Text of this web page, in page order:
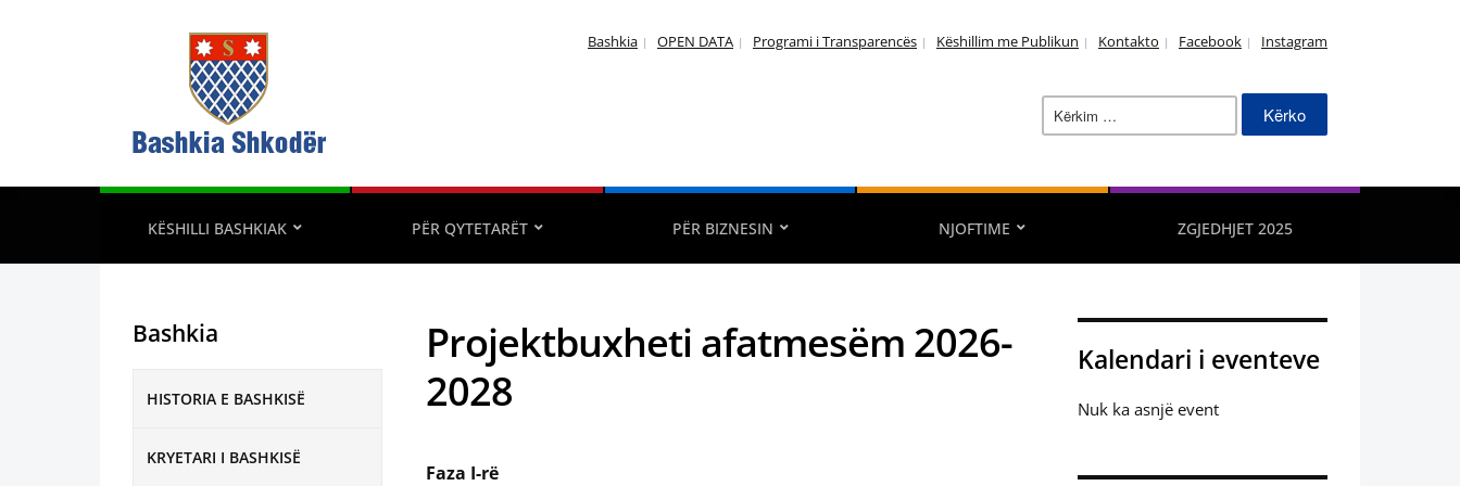
Bashkia OPEN DATA Programi i Transparencës Këshillim me Publikun Kontakto Facebook Instagram
Kërko
për:
KËSHILLI BASHKIAK PËR QYTETARËT PËR BIZNESIN NJOFTIME ZGJEDHJET 2025
Bashkia
HISTORIA E BASHKISË
KRYETARI I BASHKISË
Projektbuxheti afatmesëm 2026-
2028
Faza I-rë
Kalendari i eventeve
Nuk ka asnjë event